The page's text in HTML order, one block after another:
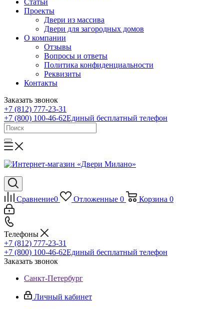
Статьи
Проекты
Двери из массива
Двери для загородных домов
О компании
Отзывы
Вопросы и ответы
Политика конфиденциальности
Реквизиты
Контакты
Заказать звонок
+7 (812) 777-23-31
+7 (800) 100-46-62Единый бесплатный телефон
Сравнение0 Отложенные 0 Корзина 0
Телефоны
+7 (812) 777-23-31
+7 (800) 100-46-62Единый бесплатный телефон
Заказать звонок
Санкт-Петербург
Личный кабинет